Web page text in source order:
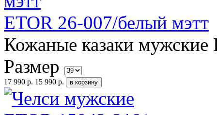
ETOR 26-007/белый мэтт
Кожаные казаки
Размер
17 990 р. 15 990 р.